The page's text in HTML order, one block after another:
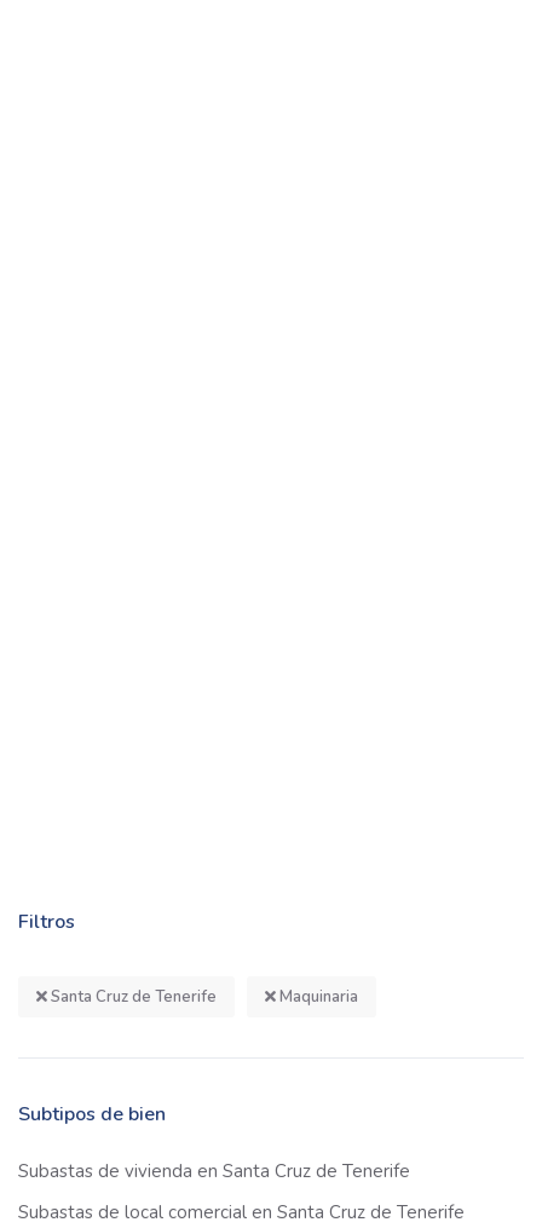
Filtros
Santa Cruz de Tenerife Maquinaria
Subtipos de bien
Subastas de vivienda en Santa Cruz de Tenerife
Subastas de local comercial en Santa Cruz de Tenerife